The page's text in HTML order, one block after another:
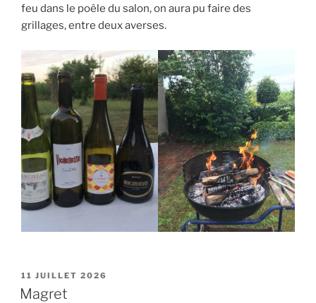
feu dans le poêle du salon, on aura pu faire des
grillages, entre deux averses.
PUBLIÉ
LE
11 JUILLET 2026
Magret